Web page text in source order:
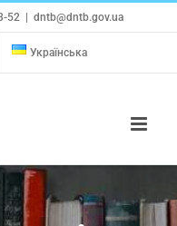
52 dntb@dntb.gov.ua
Українська